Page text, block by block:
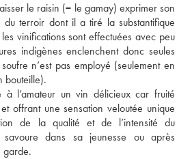
le raisin (= le gamay) exprimer son
du terroir dont il a tiré la substantifique
vinifications sont effectuées avec peu
indigènes enclenchent donc seules
n’est pas employé (seulement en
bouteille).
à l’amateur un vin délicieux car fruité
offrant une sensation veloutée unique
de la qualité et de l’intensité du
dans sa jeunesse ou après
garde.